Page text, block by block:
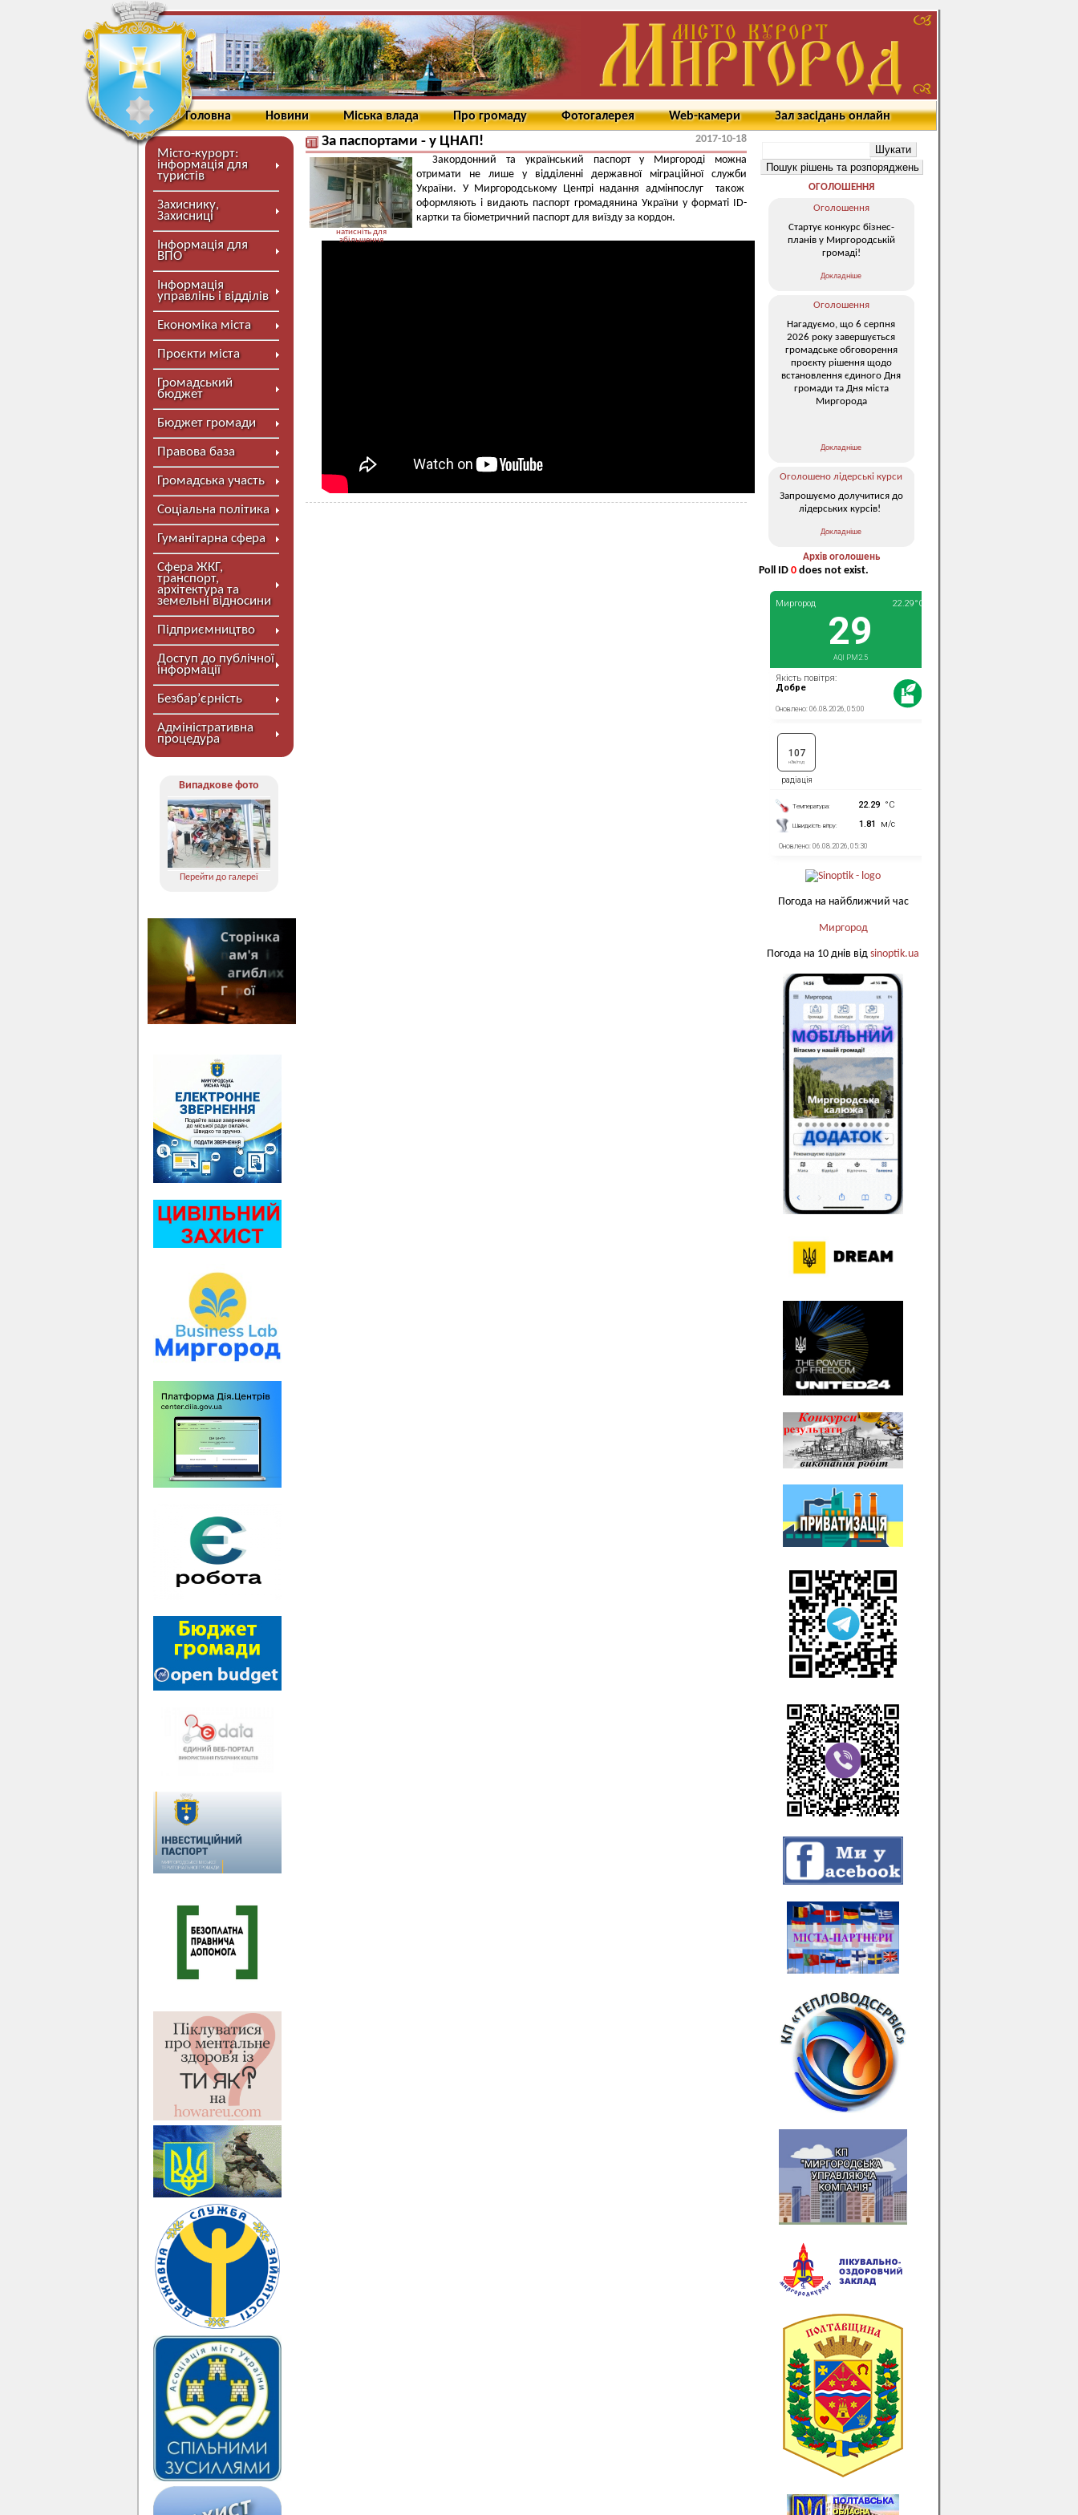
Головна Новини Міська влада Про громаду Фотогалерея Web-камери Зал засідань онлайн
Місто-курорт:
інформація для
туристів
Захиснику,
Захисниці
Інформація для
ВПО
Інформація
управлінь і відділів
Економіка міста
Проєкти міста
Громадський
бюджет
Бюджет громади
Правова база
Громадська участь
Соціальна політика
Гуманітарна сфера
Сфера ЖКГ,
транспорт,
архітектура та
земельні відносини
Підприємництво
Доступ до публічної
інформації
Безбар’єрність
Адміністративна
процедура
Випадкове фото
Перейти до галереї
За паспортами - у ЦНАП! 2017-10-18
натисніть для
збільшення
Закордонний та український паспорт у Миргороді можна
отримати не лише у відділенні державної міграційної служби
України. У Миргородському Центрі надання адмінпослуг також
оформляють і видають паспорт громадянина України у форматі ID-
картки та біометричний паспорт для виїзду за кордон.
ОГОЛОШЕННЯ
Оголошення
Стартує конкурс бізнес-
планів у Миргородській
громаді!
Докладніше
Оголошення
Нагадуємо, що 6 серпня
2026 року завершується
громадське обговорення
проєкту рішення щодо
встановлення єдиного Дня
громади та Дня міста
Миргорода
Докладніше
Оголошено лідерські курси
Запрошуємо долучитися до
лідерських курсів!
Докладніше
Архів оголошень
Poll ID 0 does not exist.
Погода на найближчий час
Миргород
Погода на 10 днів від sinoptik.ua